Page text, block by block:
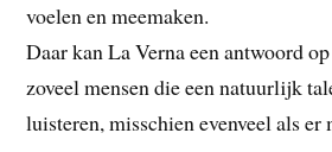
voelen en meemaken.
Daar kan La Verna een antwoord
zoveel mensen die een natuurlijk
luisteren, misschien evenveel als er